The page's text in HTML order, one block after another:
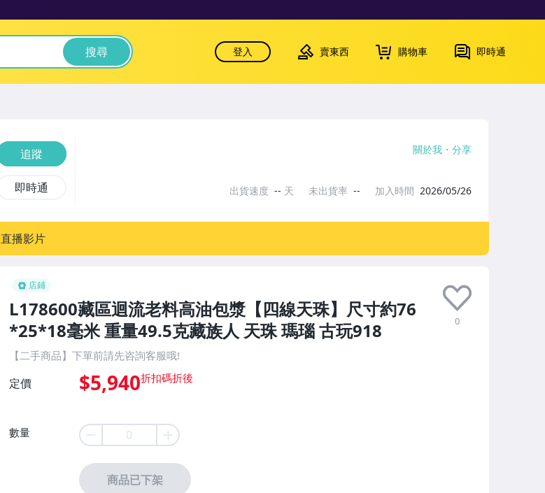
搜尋 登入 賣東西 購物車 即時通
店鋪
L178600藏區迴流老料高油包漿【四線天珠】尺寸約76
*25*18毫米 重量49.5克藏族人 天珠 瑪瑙 古玩918
0
【二手商品】下單前請先咨詢客服哦!
定價 $5,940
數量
商品已下架
追蹤
即時通
關於我 分享
出貨速度 -- 天 未出貨率 -- 加入時間 2026/05/26
直播影片